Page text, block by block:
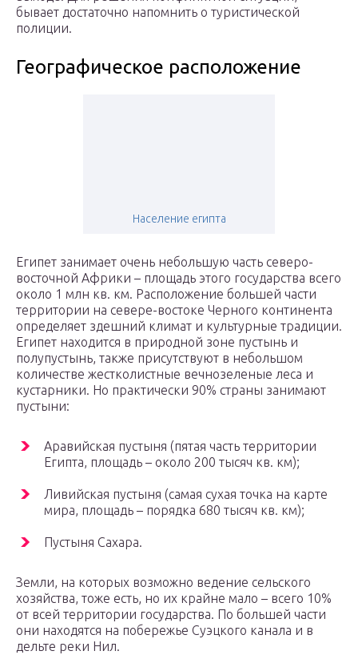
бывает достаточно напомнить о туристической
полиции.
Географическое расположение
Население египта
Египет занимает очень небольшую часть северо-
восточной Африки – площадь этого государства всего
около 1 млн кв. км. Расположение большей части
территории на севере-востоке Черного континента
определяет здешний климат и культурные традиции.
Египет находится в природной зоне пустынь и
полупустынь, также присутствуют в небольшом
количестве жестколистные вечнозеленые леса и
кустарники. Но практически 90% страны занимают
пустыни:
Аравийская пустыня (пятая часть территории
Египта, площадь – около 200 тысяч кв. км);
Ливийская пустыня (самая сухая точка на карте
мира, площадь – порядка 680 тысяч кв. км);
Пустыня Сахара.
Земли, на которых возможно ведение сельского
хозяйства, тоже есть, но их крайне мало – всего 10%
от всей территории государства. По большей части
они находятся на побережье Суэцкого канала и в
дельте реки Нил.